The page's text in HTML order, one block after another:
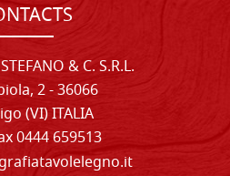
& C. S.R.L.
2 - 36066
(VI) ITALIA
0444 659513